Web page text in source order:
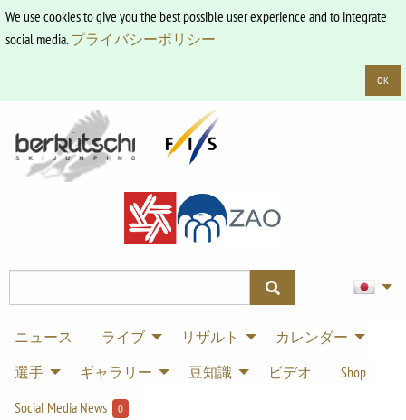
We use cookies to give you the best possible user experience and to integrate
social media.プライバシーポリシー
OK
ニュース ライブ リザルト
カレンダー
選手
ギャラリー 豆知識 ビデオ
Shop
Social Media News
0